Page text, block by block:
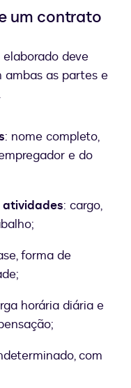
um contrato
deve
ambas as partes e
: nome completo,
e do
atividades: cargo,
forma de
horária diária e
com